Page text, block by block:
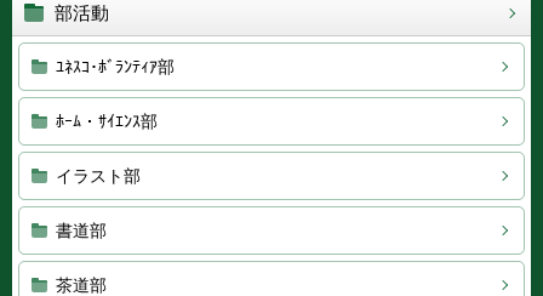
部活動
ﾕﾈｽｺ･ﾎﾞﾗﾝﾃｨｱ部
ﾎｰﾑ・ｻｲｴﾝｽ部
イラスト部
書道部
茶道部